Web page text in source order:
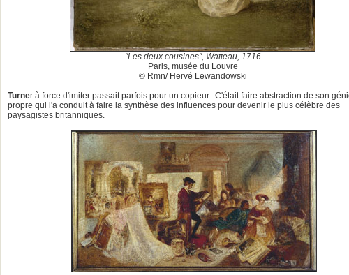
"Les deux cousines", Watteau, 1716
Paris, musée du Louvre
© Rmn/ Hervé Lewandowski
Turner à force d'imiter passait parfois pour un copieur. C'était faire abstraction de son
propre qui l'a conduit à faire la synthèse des influences pour devenir le plus célèbre des
paysagistes britanniques.